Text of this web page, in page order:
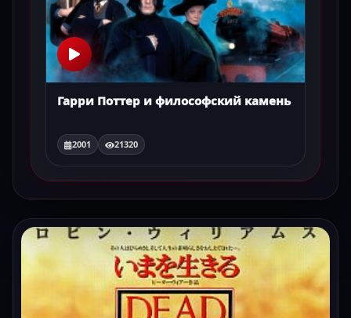
Гарри Поттер и философский камень
2001 21320